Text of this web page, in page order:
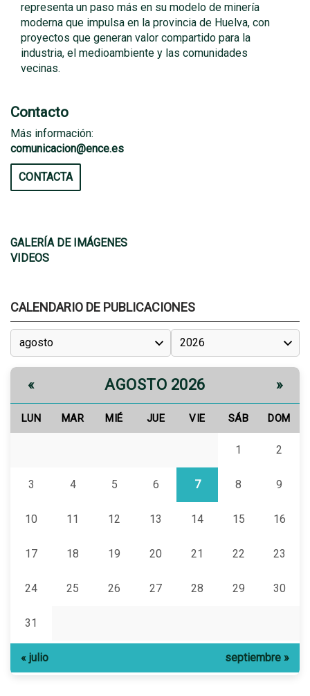
representa un paso más en su modelo de minería
moderna que impulsa en la provincia de Huelva, con
proyectos que generan valor compartido para la
industria, el medioambiente y las comunidades
vecinas.
Contacto
Más información:
comunicacion@ence.es
CONTACTA
GALERÍA DE IMÁGENES
VIDEOS
CALENDARIO DE PUBLICACIONES
« AGOSTO 2026 »
LUN MAR MIÉ JUE VIE SÁB DOM
1 2
3 4 5 6 7 8 9
10 11 12 13 14 15 16
17 18 19 20 21 22 23
24 25 26 27 28 29 30
31
« julio septiembre »